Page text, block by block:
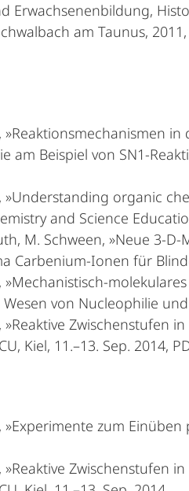
Erwachsenenbildung,
am Taunus,
»Reaktionsmechanismen
am Beispiel von SN1-
»Understanding organic
and Science
M. Schween, »Neue 3-
Carbenium-Ionen für
»Mechanistisch-
von Nucleophilie
»Reaktive Zwischenstufen
Kiel, 11.–13. Sep. 2014,
»Experimente zum
»Reaktive Zwischenstufen